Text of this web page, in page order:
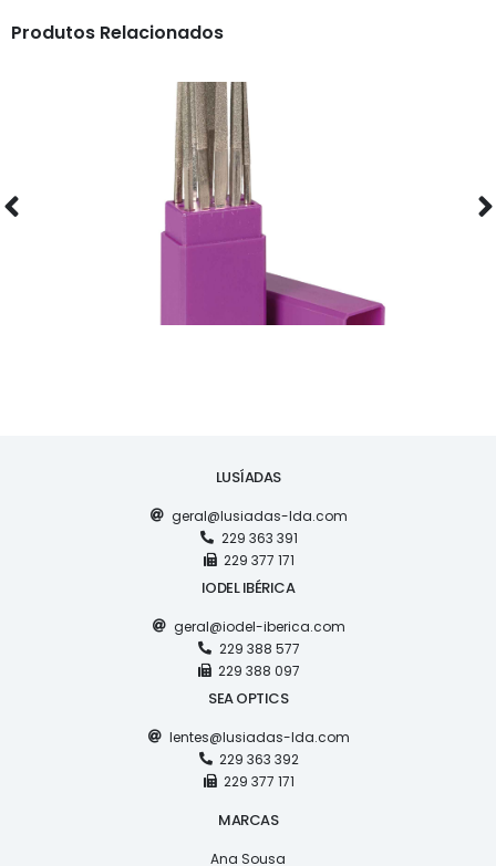
Produtos Relacionados
OFICINA
ESTOJO DE LIMAS
LUSÍADAS
geral@lusiadas-lda.com
229 363 391
229 377 171
IODEL IBÉRICA
geral@iodel-iberica.com
229 388 577
229 388 097
SEA OPTICS
lentes@lusiadas-lda.com
229 363 392
229 377 171
MARCAS
Ana Sousa